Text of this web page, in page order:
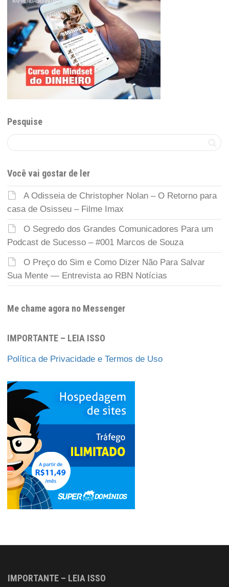
Pesquise
Você vai gostar de ler
A Odisseia de Christopher Nolan – O Retorno para
casa de Osisseu – Filme Imax
O Segredo dos Grandes Comunicadores Para um
Podcast de Sucesso – #001 Marcos de Souza
O Preço do Sim e Como Dizer Não Para Salvar
Sua Mente — Entrevista ao RBN Notícias
Me chame agora no Messenger
IMPORTANTE – LEIA ISSO
Política de Privacidade e Termos de Uso
IMPORTANTE – LEIA ISSO